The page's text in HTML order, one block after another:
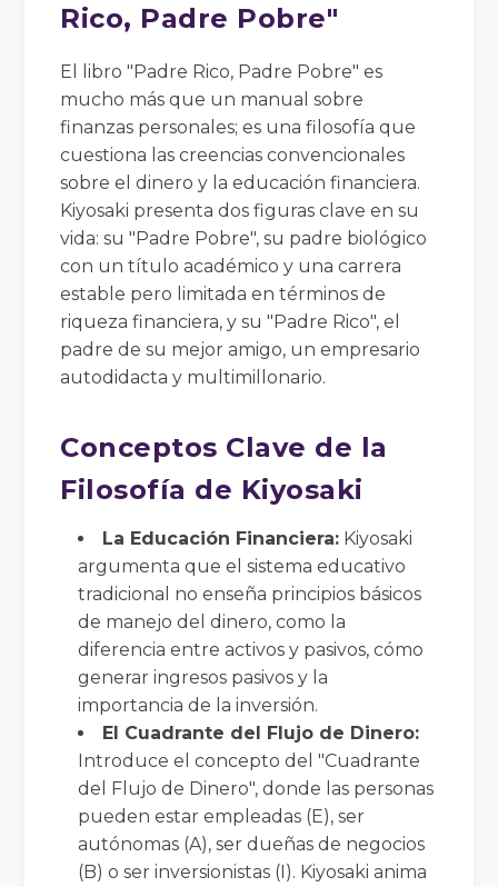
Rico, Padre Pobre"
El libro "Padre Rico, Padre Pobre" es
mucho más que un manual sobre
finanzas personales; es una filosofía que
cuestiona las creencias convencionales
sobre el dinero y la educación financiera.
Kiyosaki presenta dos figuras clave en su
vida: su "Padre Pobre", su padre biológico
con un título académico y una carrera
estable pero limitada en términos de
riqueza financiera, y su "Padre Rico", el
padre de su mejor amigo, un empresario
autodidacta y multimillonario.
Conceptos Clave de la
Filosofía de Kiyosaki
La Educación Financiera: Kiyosaki
argumenta que el sistema educativo
tradicional no enseña principios básicos
de manejo del dinero, como la
diferencia entre activos y pasivos, cómo
generar ingresos pasivos y la
importancia de la inversión.
El Cuadrante del Flujo de Dinero:
Introduce el concepto del "Cuadrante
del Flujo de Dinero", donde las personas
pueden estar empleadas (E), ser
autónomas (A), ser dueñas de negocios
(B) o ser inversionistas (I). Kiyosaki anima